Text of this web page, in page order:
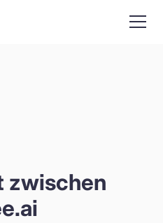
zwischen